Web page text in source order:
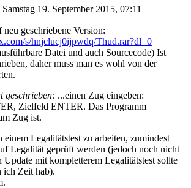
Samstag 19. September 2015, 07:11
geschriebene Version:
s/hnjclucj0ijpwdq/Thud.rar?dl=0
Datei und auch Sourcecode) Ist
daher muss man es wohl von der
geschrieben: ...einen Zug eingeben:
Zielfeld ENTER. Das Programm
Zug ist.
einem Legalitätstest zu arbeiten, zumindest
Legalität geprüft werden (jedoch noch nicht
Update mit kompletterem Legalitätstest sollte
ich Zeit hab).